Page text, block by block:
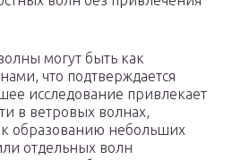
могут быть как
что подтверждается
исследование привлекает
в ветровых волнах,
образованию небольших
отдельных волн